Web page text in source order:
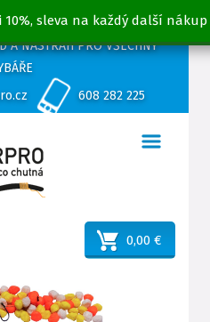
sleva na každý další nákup
A NÁSTRAH PRO VŠECHNY
608 282 225
0,00 €